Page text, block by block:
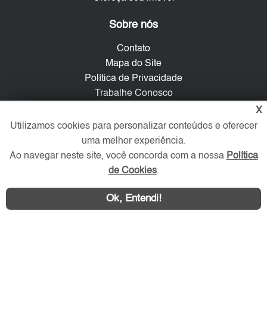
Sobre nós
Contato
Mapa do Site
Política de Privacidade
Trabalhe Conosco
Verificada por
Redes Sociais
X
Utilizamos cookies para personalizar conteúdos e oferecer
uma melhor experiência.
Ao navegar neste site, você concorda com a nossa Política
de Cookies.
Ok, Entendi!